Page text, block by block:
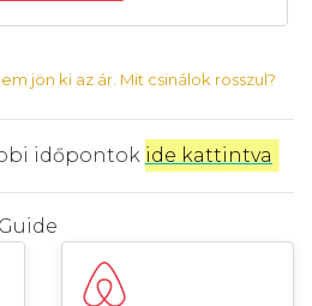
jön ki az ár. Mit csinálok rosszul?
időpontok ide kattintva